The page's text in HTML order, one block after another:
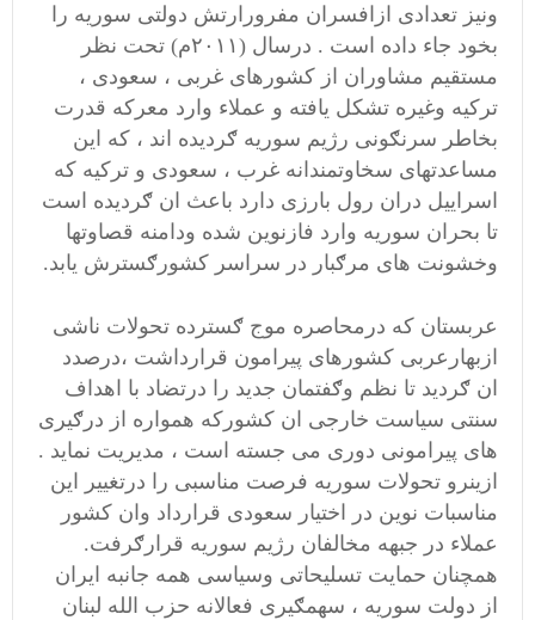
ونیز تعدادی ازافسران مفرورارتش دولتی سوریه را
بخود جاء داده است . درسال (۲۰۱۱م) تحت نظر
مستقیم مشاوران از کشورهای غربی ، سعودی ،
ترکیه وغیره تشکل یافته و عملاء وارد معرکه قدرت
بخاطر سرنګونی رژیم سوریه ګردیده اند ، که این
مساعدتهای سخاوتمندانه غرب ، سعودی و ترکیه که
اسراییل دران رول بارزی دارد باعث ان ګردیده است
تا بحران سوریه وارد فازنوین شده ودامنه قصاوتها
وخشونت های مرګبار در سراسر کشورګسترش یابد.
عربستان که درمحاصره موج ګسترده تحولات ناشی
ازبهارعربی کشورهای پیرامون قرارداشت ،درصدد
ان ګردید تا نظم وګفتمان جدید را درتضاد با اهداف
سنتی سیاست خارجی ان کشورکه همواره از درګیری
های پیرامونی دوری می جسته است ، مدیریت نماید .
ازینرو تحولات سوریه فرصت مناسبی را درتغییر این
مناسبات نوین در اختیار سعودی قرارداد وان کشور
عملاء در جبهه مخالفان رژیم سوریه قرارګرفت.
همچنان حمایت تسلیحاتی وسیاسی همه جانبه ایران
از دولت سوریه ، سهمګیری فعالانه حزب الله لبنان